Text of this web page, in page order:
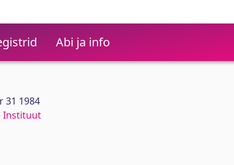
Abi ja info
31 1984
Instituut